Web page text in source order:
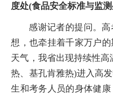
度处(食品安全标准与监
感谢记者的提问。
想，也牵挂着千家万户
天气，我省出现持续性
热、基孔肯雅热)进入高
生和考务人员的身体健